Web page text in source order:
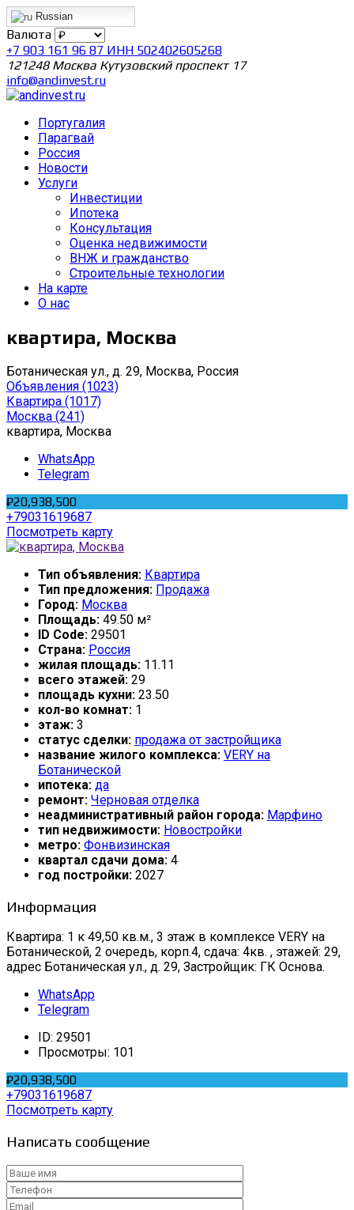
Russian
Валюта
+7 903 161 96 87 ИНН 502402605268
121248 Москва Кутузовский проспект 17
info@andinvest.ru
Португалия
Парагвай
Россия
Новости
Услуги
Инвестиции
Ипотека
Консультация
Оценка недвижимости
ВНЖ и гражданство
Строительные технологии
На карте
О нас
квартира, Москва
Ботаническая ул., д. 29, Москва, Россия
Объявления (1023)
Квартира (1017)
Москва (241)
квартира, Москва
WhatsApp
Telegram
₽20,938,500
+79031619687
Посмотреть карту
Тип объявления: Квартира
Тип предложения: Продажа
Город: Москва
Площадь: 49.50 м²
ID Code: 29501
Страна: Россия
жилая площадь: 11.11
всего этажей: 29
площадь кухни: 23.50
кол-во комнат: 1
этаж: 3
статус сделки: продажа от застройщика
название жилого комплекса: VERY на
Ботанической
ипотека: да
ремонт: Черновая отделка
неадминистративный район города: Марфино
тип недвижимости: Новостройки
метро: Фонвизинская
квартал сдачи дома: 4
год постройки: 2027
Информация
Квартира: 1 к 49,50 кв.м., 3 этаж в комплексе VERY на
Ботанической, 2 очередь, корп.4, сдача: 4кв. , этажей: 29,
адрес Ботаническая ул., д. 29, Застройщик: ГК Основа.
WhatsApp
Telegram
ID: 29501
Просмотры: 101
₽20,938,500
+79031619687
Посмотреть карту
Написать сообщение